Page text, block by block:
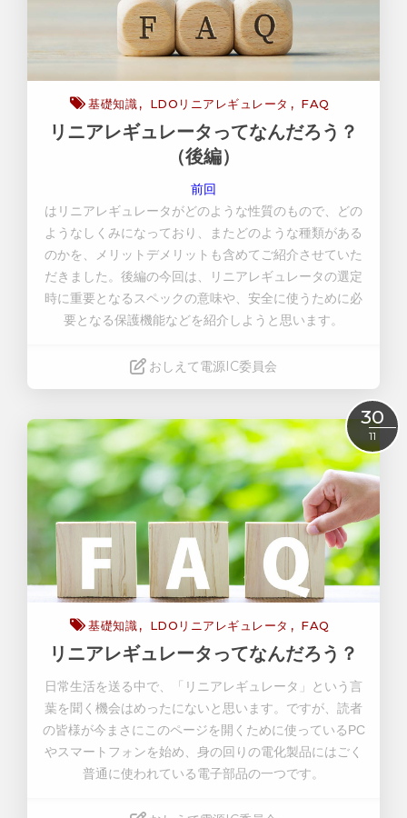
基礎知識 LDOリニアレギュレータ FAQ
リニアレギュレータってなんだろう？
（後編）
前回
はリニアレギュレータがどのような性質のもので、どの
ようなしくみになっており、またどのような種類がある
のかを、メリットデメリットも含めてご紹介させていた
だきました。後編の今回は、リニアレギュレータの選定
時に重要となるスペックの意味や、安全に使うために必
要となる保護機能などを紹介しようと思います。
おしえて電源IC委員会
30
11
基礎知識 LDOリニアレギュレータ FAQ
リニアレギュレータってなんだろう？
日常生活を送る中で、「リニアレギュレータ」という言
葉を聞く機会はめったにないと思います。ですが、読者
の皆様が今まさにこのページを開くために使っているPC
やスマートフォンを始め、身の回りの電化製品にはごく
普通に使われている電子部品の一つです。